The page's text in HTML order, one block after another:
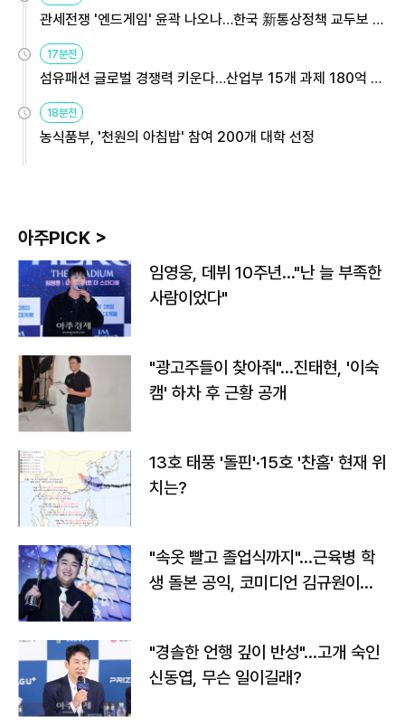
관세전쟁 '엔드게임' 윤곽 나오나…한국 新통상정책 교두보 활
17분전
섬유패션 글로벌 경쟁력 키운다…산업부 15개 과제 180억 지
18분전
농식품부, '천원의 아침밥' 참여 200개 대학 선정
아주PICK >
임영웅, 데뷔 10주년…"난 늘 부족한
사람이었다"
"광고주들이 찾아줘"…진태현, '이숙
캠' 하차 후 근황 공개
13호 태풍 '돌핀'·15호 '찬홈' 현재 위
치는?
"속옷 빨고 졸업식까지"…근육병 학
생 돌본 공익, 코미디언 김규원이었
"경솔한 언행 깊이 반성"…고개 숙인
신동엽, 무슨 일이길래?